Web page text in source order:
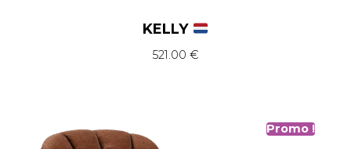
KELLY
521.00 €
Promo !